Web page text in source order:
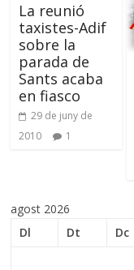
La reunió
taxistes-Adif
sobre la
parada de
Sants acaba
en fiasco
29 de juny de
2010
1
agost 2026
Dl
Dt Dc